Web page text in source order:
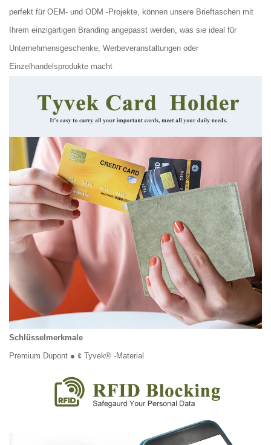
perfekt für OEM- und ODM -Projekte, können unsere Brieftaschen mit
Ihrem einzigartigen Branding angepasst werden, was sie ideal für
Unternehmensgeschenke, Werbeveranstaltungen oder
Einzelhandelsprodukte macht
Schlüsselmerkmale
Premium Dupont ● ¢ Tyvek® -Material